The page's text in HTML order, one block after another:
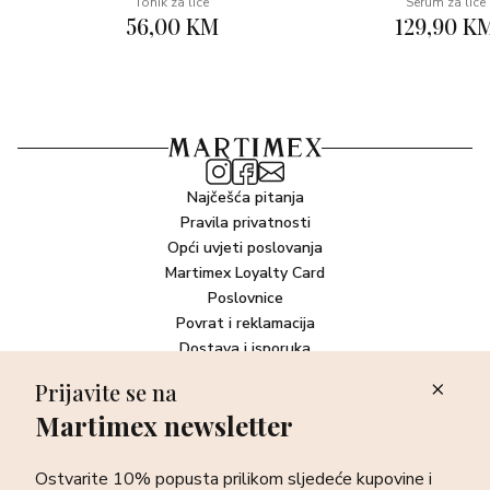
Sodium Benzoate, Potassium Sorbate, Parfum
56,00 KM 129,90
Najčešća pitanja
Pravila privatnosti
Opći uvjeti poslovanja
Martimex Loyalty Card
Poslovnice
Povrat i reklamacija
Dostava i isporuka
Newsletter
sve o najnovijim proizvodima, akcijskim i ekskluzivnim
Prijavite se na
Martimex newsletter
Ostvarite 10% popusta prilikom sljedeće kupovine i